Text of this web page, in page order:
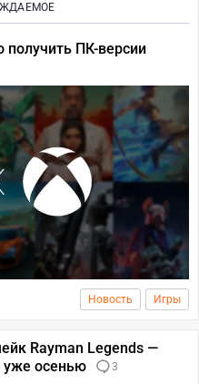
получить ПК-версии
Новость Игры
Rayman Legends —
уже осенью
3